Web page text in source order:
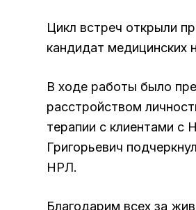
Цикл встреч открыли
кандидат медицинских
В ходе работы было
расстройством
терапии с клиентами
Григорьевич
НРЛ.
Благодарим всех за